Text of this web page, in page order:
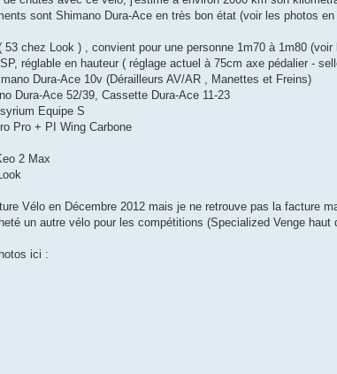
sont Shimano Dura-Ace en très bon état (voir les photos
53 chez Look ) , convient pour une personne 1m70 à 1m80
réglable en hauteur ( réglage actuel à 75cm axe pédalier -
Dura-Ace 10v (Dérailleurs AV/AR , Manettes et Freins)
Dura-Ace 52/39, Cassette Dura-Ace 11-23
Equipe S
Pro + PI Wing Carbone
2 Max
Vélo en Décembre 2012 mais je ne retrouve pas la facture
un autre vélo pour les compétitions (Specialized Venge haut
ici :